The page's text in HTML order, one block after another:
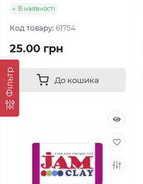
Фільтр
В наявності
Код товару: 61754
25.00 грн
До кошика